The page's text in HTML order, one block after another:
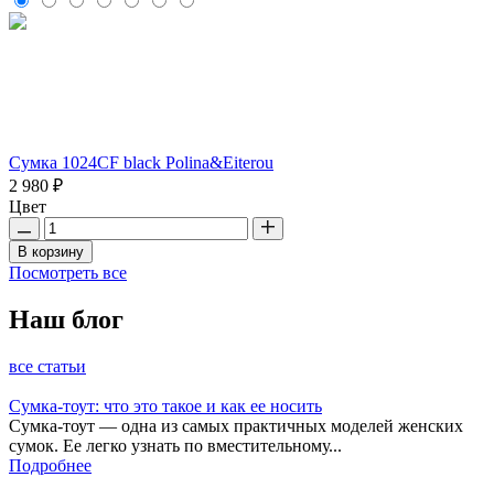
Сумка 1024CF black Polina&Eiterou
2 980 ₽
Цвет
В корзину
Посмотреть все
Наш блог
все статьи
Сумка-тоут: что это такое и как ее носить
Сумка-тоут — одна из самых практичных моделей женских
сумок. Ее легко узнать по вместительному...
Подробнее